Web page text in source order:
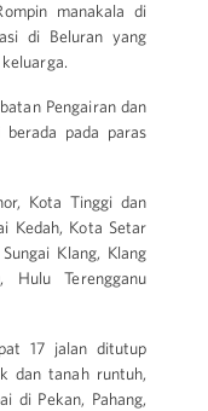
manakala di
di Beluran yang
Pengairan dan
berada pada paras
Kota Tinggi dan
Kedah, Kota Setar
Klang, Klang
Hulu Terengganu
17 jalan ditutup
dan tanah runtuh,
di Pekan, Pahang,